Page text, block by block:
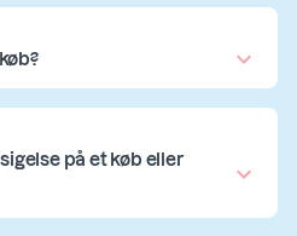
på et køb eller